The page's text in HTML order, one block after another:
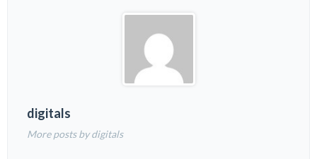
digitals
More posts by digitals